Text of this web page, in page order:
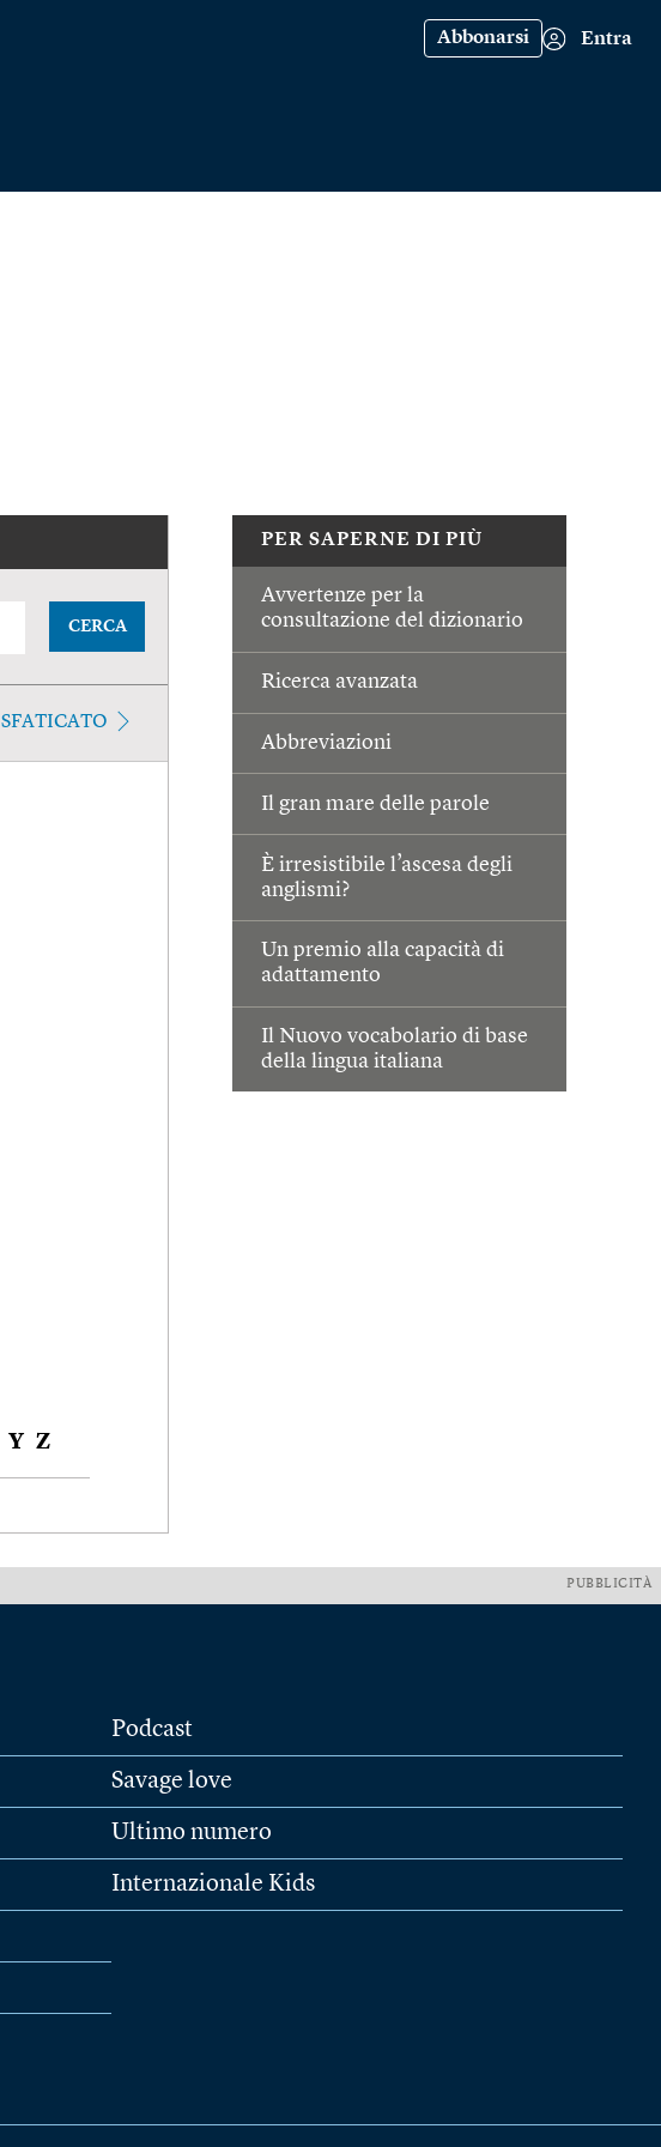
Abbonarsi Entra
PER SAPERNE DI PIÙ
Avvertenze per la
consultazione del dizionario
Ricerca avanzata
Abbreviazioni
Il gran mare delle parole
È irresistibile l’ascesa degli
anglismi?
Un premio alla capacità di
adattamento
Il Nuovo vocabolario di base
della lingua italiana
CERCA
SFATICATO
Y Z
PUBBLICITÀ
Podcast
Savage love
Ultimo numero
Internazionale Kids